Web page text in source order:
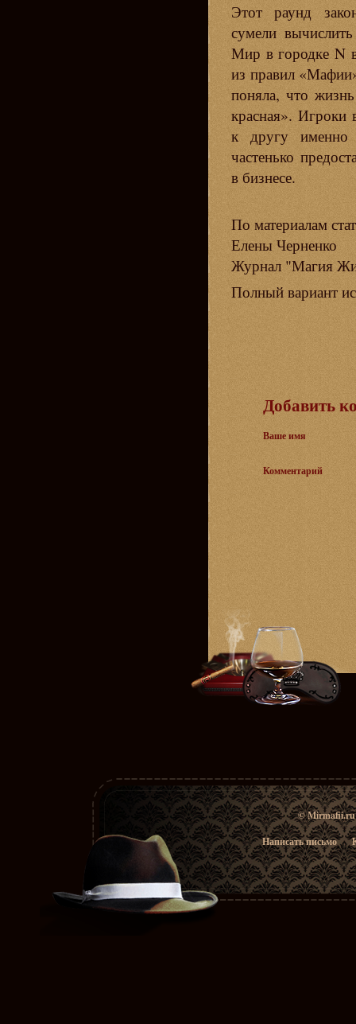
Этот раунд
сумели
Мир в городке N
из правил
поняла, что
красная». Игроки
к другу именно
частенько
в бизнесе.
По материалам
Елены Черненко
Журнал "Магия
Полный вариант
Добавить
Ваше имя
Комментарий
© Mirmafii.ru
Написать письмо